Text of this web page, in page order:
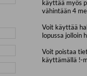
käyttää myös
vähintään 4
Voit käyttää
lopussa jolloin
Voit poistaa
käyttämällä !-